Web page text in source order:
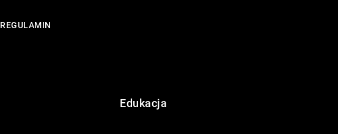
REGULAMIN
Edukacja